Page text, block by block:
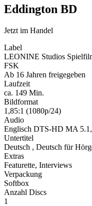
Eddington BD
Jetzt im Handel
Label
LEONINE Studios
FSK
Ab 16 Jahren freigegeben
Laufzeit
ca. 149 Min.
Bildformat
1,85:1 (1080p/24)
Audio
Englisch DTS-HD MA
Untertitel
Deutsch , Deutsch für
Extras
Featurette, Interviews
Verpackung
Softbox
Anzahl Discs
1